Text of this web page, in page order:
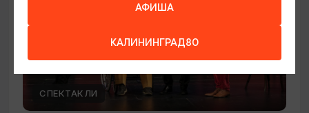
СПЕКТАКЛИ
АФИША
КАЛИНИНГРАД80